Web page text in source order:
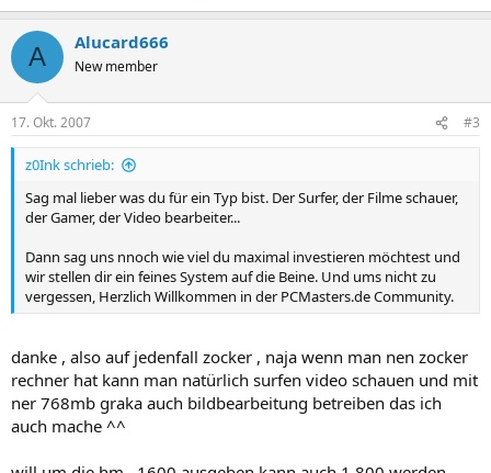
A Alucard666
New member
17. Okt. 2007 #3
z0Ink schrieb:
Sag mal lieber was du für ein Typ bist. Der Surfer, der Filme schauer,
der Gamer, der Video bearbeiter...
Dann sag uns nnoch wie viel du maximal investieren möchtest und
wir stellen dir ein feines System auf die Beine. Und ums nicht zu
vergessen, Herzlich Willkommen in der PCMasters.de Community.
danke , also auf jedenfall zocker , naja wenn man nen zocker
rechner hat kann man natürlich surfen video schauen und mit
ner 768mb graka auch bildbearbeitung betreiben das ich
auch mache ^^